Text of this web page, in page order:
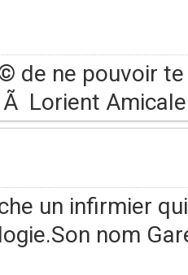
de ne pouvoir
Lorient
un infirmier
nom